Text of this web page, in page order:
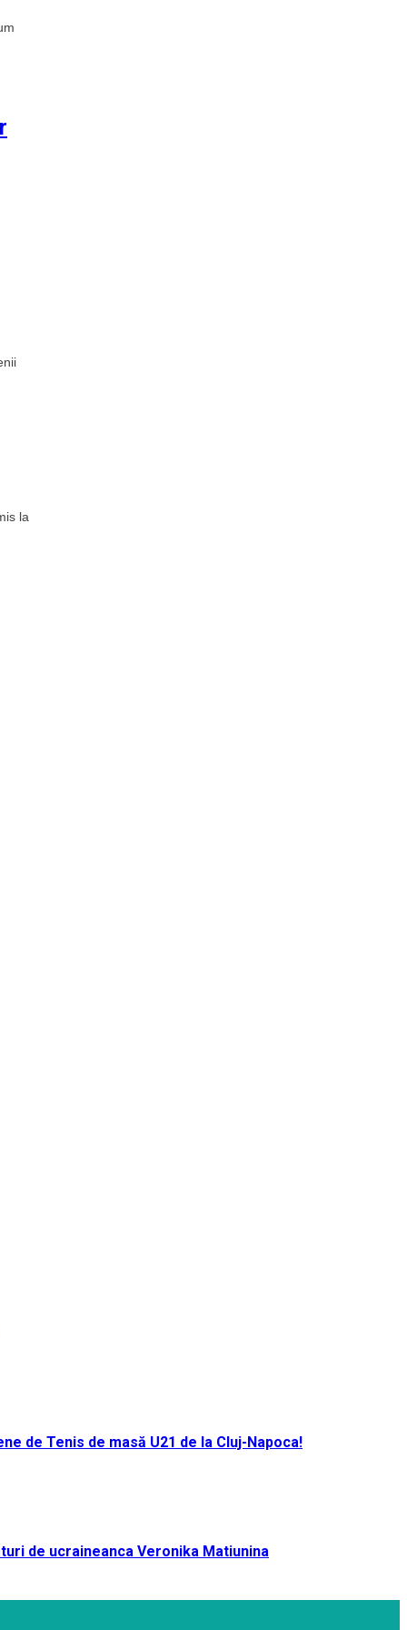
la
de Tenis de masă U21 de la Cluj-Napoca!
de ucraineanca Veronika Matiunina